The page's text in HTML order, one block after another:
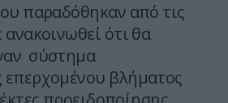
παραδόθηκαν από τις
ότι θα
σύστημα
επερχομένου βλήματος